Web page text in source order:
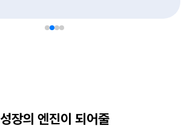
성장의 엔진이 되어줄